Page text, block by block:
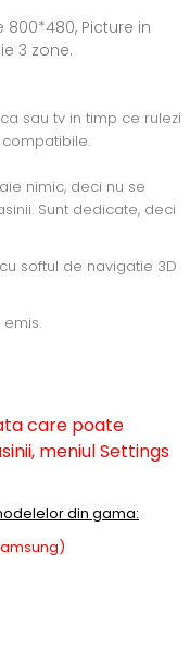
800*480, Picture in
3 zone.
sau tv in timp ce rulezi
nimic, deci nu se
Sunt dedicate, deci
softul de navigatie 3D
care poate
meniul Settings
din gama: